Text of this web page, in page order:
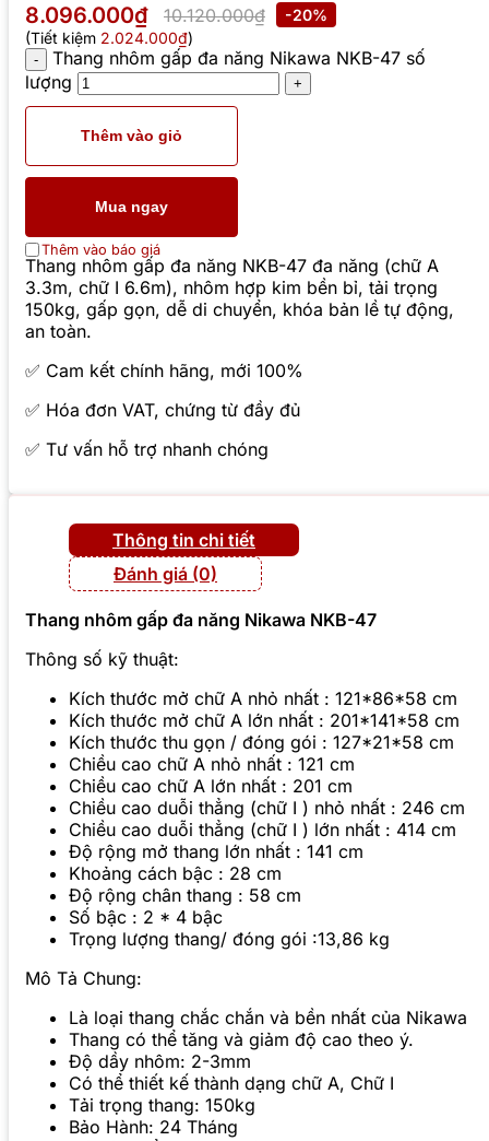
8.096.000₫ 10.120.000₫
-20%
(Tiết kiệm 2.024.000₫)
Thang nhôm gấp đa năng Nikawa NKB-47 số
lượng
Thêm vào giỏ
Mua ngay
Thêm vào báo giá
Thang nhôm gấp đa năng NKB-47 đa năng (chữ A
3.3m, chữ I 6.6m), nhôm hợp kim bền bỉ, tải trọng
150kg, gấp gọn, dễ di chuyển, khóa bản lề tự động,
an toàn.
✅ Cam kết chính hãng, mới 100%
✅ Hóa đơn VAT, chứng từ đầy đủ
✅ Tư vấn hỗ trợ nhanh chóng
Thông tin chi tiết
Đánh giá (0)
Thang nhôm gấp đa năng Nikawa NKB-47
Thông số kỹ thuật:
Kích thước mở chữ A nhỏ nhất : 121*86*58 cm
Kích thước mở chữ A lớn nhất : 201*141*58 cm
Kích thước thu gọn / đóng gói : 127*21*58 cm
Chiều cao chữ A nhỏ nhất : 121 cm
Chiều cao chữ A lớn nhất : 201 cm
Chiều cao duỗi thẳng (chữ I ) nhỏ nhất : 246 cm
Chiều cao duỗi thẳng (chữ I ) lớn nhất : 414 cm
Độ rộng mở thang lớn nhất : 141 cm
Khoảng cách bậc : 28 cm
Độ rộng chân thang : 58 cm
Số bậc : 2 * 4 bậc
Trọng lượng thang/ đóng gói :13,86 kg
Mô Tả Chung:
Là loại thang chắc chắn và bền nhất của Nikawa
Thang có thể tăng và giảm độ cao theo ý.
Độ dầy nhôm: 2-3mm
Có thể thiết kế thành dạng chữ A, Chữ I
Tải trọng thang: 150kg
Bảo Hành: 24 Tháng